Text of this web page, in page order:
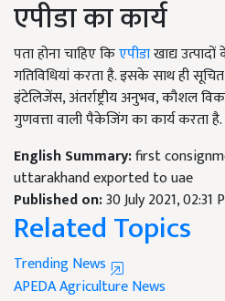
एपीडा का कार्य
पता होना चाहिए किएपीडाखाद्य
गतिविधियां करता है. इसके साथ ही
इंटेलिजेंस, अंतर्राष्ट्रीय अनुभव, कौशल
गुणवत्ता वाली पैकेजिंग का कार्य करता है.
English Summary:first
uttarakhand exported to uae
Published on:30 July 2021, 02:31
Related Topics
Trending News
APEDAAgriculture News